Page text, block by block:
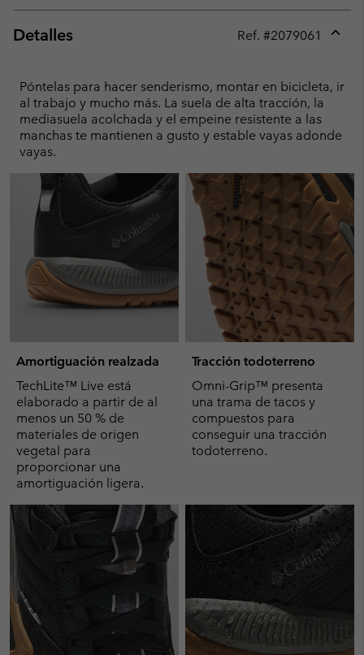
Detalles Ref. #2079061
Póntelas para hacer senderismo, montar en bicicleta, ir
al trabajo y mucho más. La suela de alta tracción, la
mediasuela acolchada y el empeine resistente a las
manchas te mantienen a gusto y estable vayas adonde
vayas.
Amortiguación realzada
TechLite™ Live está
elaborado a partir de al
menos un 50 % de
materiales de origen
vegetal para
proporcionar una
amortiguación ligera.
Tracción todoterreno
Omni-Grip™ presenta
una trama de tacos y
compuestos para
conseguir una tracción
todoterreno.